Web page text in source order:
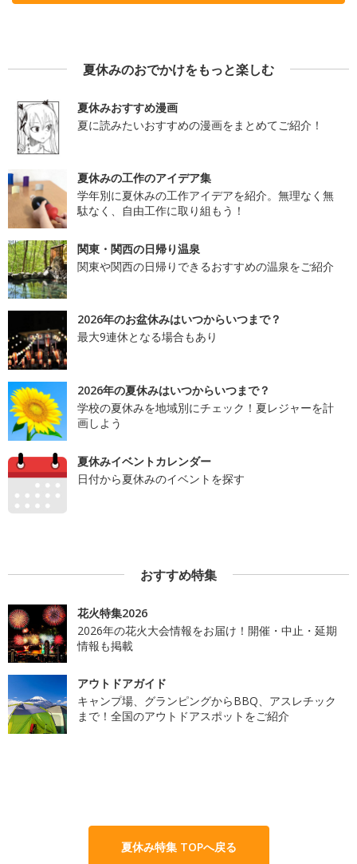
夏休みのおでかけをもっと楽しむ
夏休みおすすめ漫画
夏に読みたいおすすめの漫画をまとめてご紹介！
夏休みの工作のアイデア集
学年別に夏休みの工作アイデアを紹介。無理なく無
駄なく、自由工作に取り組もう！
関東・関西の日帰り温泉
関東や関西の日帰りできるおすすめの温泉をご紹介
2026年のお盆休みはいつからいつまで？
最大9連休となる場合もあり
2026年の夏休みはいつからいつまで？
学校の夏休みを地域別にチェック！夏レジャーを計
画しよう
夏休みイベントカレンダー
日付から夏休みのイベントを探す
おすすめ特集
花火特集2026
2026年の花火大会情報をお届け！開催・中止・延期
情報も掲載
アウトドアガイド
キャンプ場、グランピングからBBQ、アスレチック
まで！全国のアウトドアスポットをご紹介
夏休み特集 TOPへ戻る